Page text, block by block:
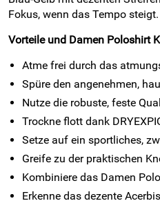
Fokus, wenn das Tempo steigt.
Vorteile und Damen Poloshirt
Atme frei durch das
Spüre den angenehmen,
Nutze die robuste, feste
Trockne flott dank
Setze auf ein sportliches,
Greife zu der praktischen
Kombiniere das Damen
Erkenne das dezente